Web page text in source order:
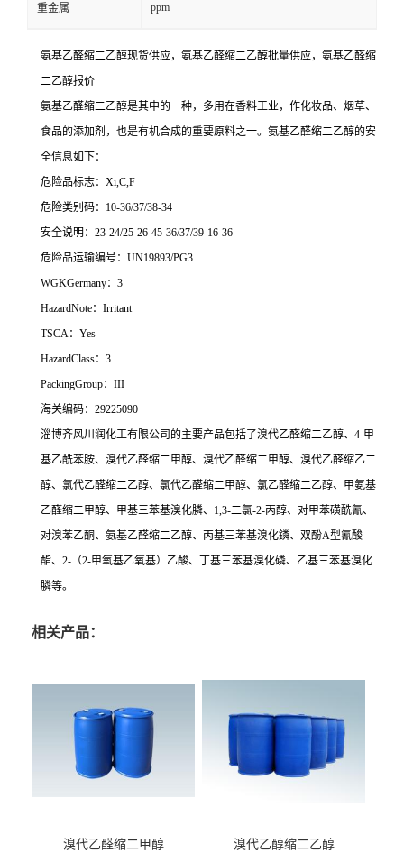
重金属 ppm
氨基乙醛缩二乙醇现货供应， 氨基乙醛缩二乙醇批量供应， 氨基乙醛缩
二乙醇报价
氨基乙醛缩二乙醇是其中的一种，多用在香料工业，作化妆品、烟草、
食品的添加剂，也是有机合成的重要原料之一。氨基乙醛缩二乙醇的安
全信息如下：
危险品标志：Xi,C,F
危险类别码：10-36/37/38-34
安全说明：23-24/25-26-45-36/37/39-16-36
危险品运输编号：UN19893/PG3
WGKGermany：3
HazardNote：Irritant
TSCA：Yes
HazardClass：3
PackingGroup：III
海关编码：29225090
淄博齐风川润化工有限公司的主要产品包括了溴代乙醛缩二乙醇、4-甲
基乙酰苯胺、溴代乙醛缩二甲醇、溴代乙醛缩二甲醇、溴代乙醛缩乙二
醇、氯代乙醛缩二乙醇、氯代乙醛缩二甲醇、氯乙醛缩二乙醇、甲氨基
乙醛缩二甲醇、甲基三苯基溴化膦、1,3-二氯-2-丙醇、对甲苯磺酰氰、
对溴苯乙酮、氨基乙醛缩二乙醇、丙基三苯基溴化鏻、双酚A型氰酸
酯、2-（2-甲氧基乙氧基）乙酸、丁基三苯基溴化磷、乙基三苯基溴化
膦等。
相关产品：
溴代乙醛缩二甲醇
溴代乙醇缩二乙醇